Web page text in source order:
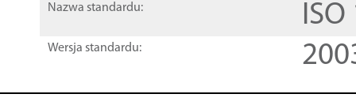
Nazwa standardu:
Wersja standardu: